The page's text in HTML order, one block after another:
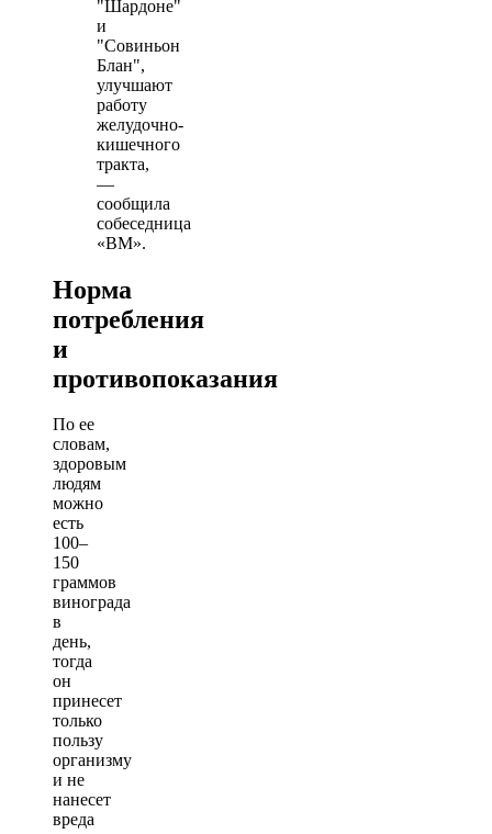
"Шардоне"
и
"Совиньон
Блан",
улучшают
работу
желудочно-
кишечного
тракта,
—
сообщила
собеседница
«ВМ».
Норма
потребления
и
противопоказания
По ее
словам,
здоровым
людям
можно
есть
100–
150
граммов
винограда
в
день,
тогда
он
принесет
только
пользу
организму
и не
нанесет
вреда